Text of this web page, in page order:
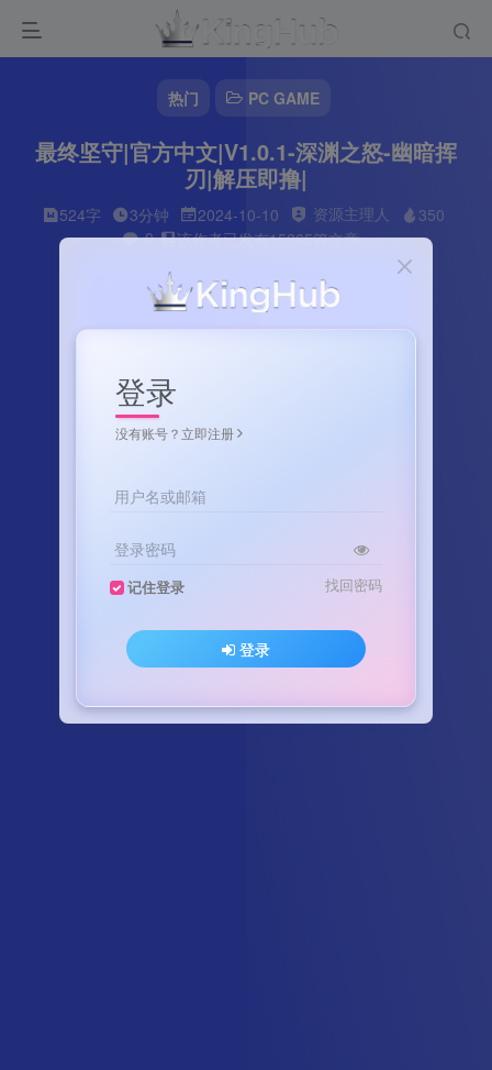
热门 PC GAME
最终坚守|官方中文|V1.0.1-深渊之怒-幽暗挥
刃|解压即撸|
524字 3分钟 2024-10-10 资源主理人
350
0
该作者已发布15265篇文章
登录
没有账号？立即注册
用户名或邮箱
登录密码
记住登录 找回密码
登录